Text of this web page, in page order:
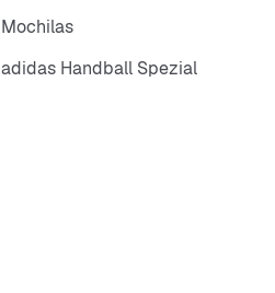
Mochilas
adidas Handball Spezial